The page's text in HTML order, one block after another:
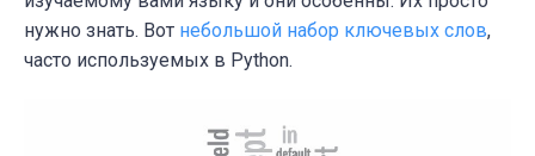
нужно знать. Вот небольшой набор ключевых слов,
часто используемых в Python.